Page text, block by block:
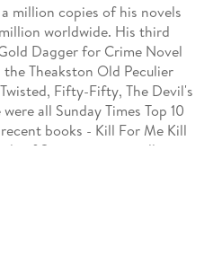
million copies of his novels
worldwide. His third
Dagger for Crime Novel
Theakston Old Peculier
Fifty-Fifty, The Devil's
all Sunday Times Top 10
books - Kill For Me Kill
of Stranger - were all